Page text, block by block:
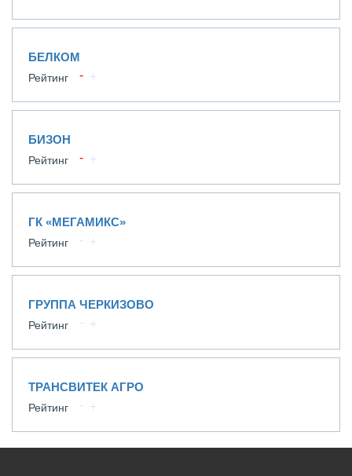
БЕЛКОМ
Рейтинг
БИЗОН
Рейтинг
ГК «МЕГАМИКС»
Рейтинг
ГРУППА ЧЕРКИЗОВО
Рейтинг
ТРАНСВИТЕК АГРО
Рейтинг